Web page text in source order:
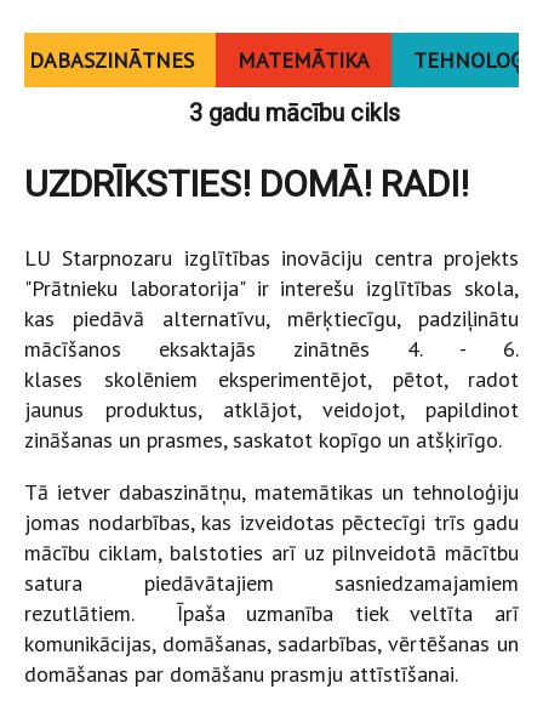
DABASZINĀTNES MATEMĀTIKA
3 gadu mācību cikls
UZDRĪKSTIES! DOMĀ! RADI!
LU Starpnozaru izglītības inovāciju centra projekts
"Prātnieku laboratorija" ir interešu izglītības skola,
kas piedāvā alternatīvu, mērķtiecīgu, padziļinātu
mācīšanos eksaktajās zinātnēs 4. - 6.
klases skolēniem eksperimentējot, pētot, radot
jaunus produktus, atklājot, veidojot, papildinot
zināšanas un prasmes, saskatot kopīgo un atšķirīgo.
Tā ietver dabaszinātņu, matemātikas un tehnoloģiju
jomas nodarbības, kas izveidotas pēctecīgi trīs gadu
mācību ciklam, balstoties arī uz pilnveidotā mācītbu
satura piedāvātajiem sasniedzamajamiem
rezutlātiem. Īpaša uzmanība tiek veltīta arī
komunikācijas, domāšanas, sadarbības, vērtēšanas un
domāšanas par domāšanu prasmju attīstīšanai.